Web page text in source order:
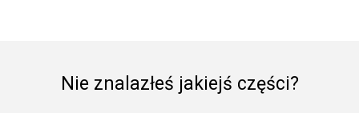
Nie znalazłeś jakiejś części?